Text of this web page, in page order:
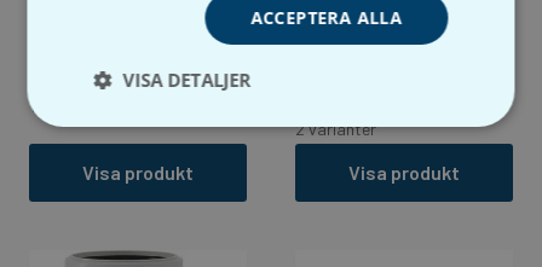
Artikelnummer: P650655
1 varianter
Visa produkt
Silere Kors gren
Artikelnummer: P225010
2 varianter
Visa produkt
ACCEPTERA ALLA
VISA DETALJER